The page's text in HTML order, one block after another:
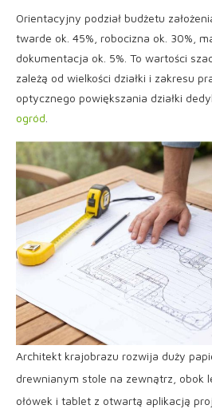
Orientacyjny podział budżetu
twarde ok. 45%, robocizna ok. 30%,
dokumentacja ok. 5%. To wartości
zależą od wielkości działki i zakresu
optycznego powiększania działki
ogród
Architekt krajobrazu rozwija duży
drewnianym stole na zewnątrz, obok
ołówek i tablet z otwartą aplikacją